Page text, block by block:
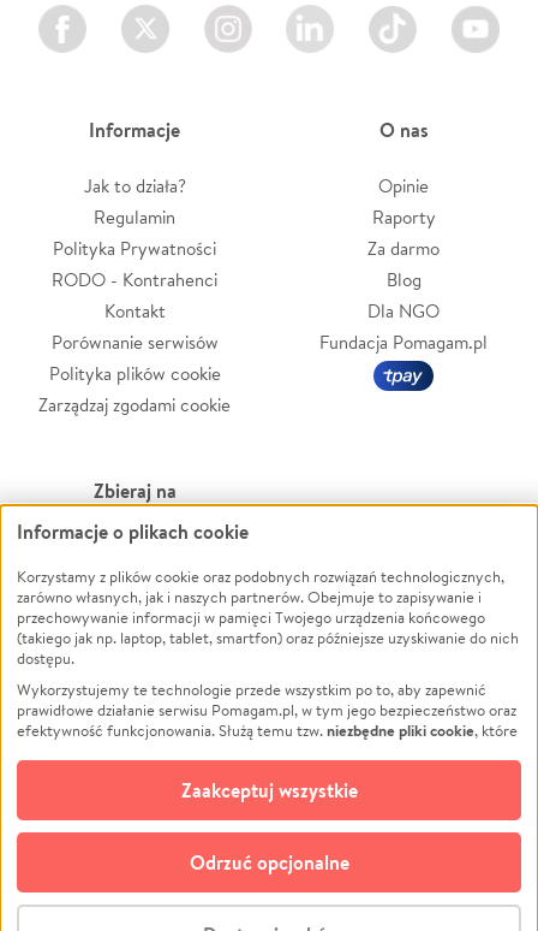
Facebook Twitter Instagram LinkedIn TikTok Youtube
Informacje
Jak to działa?
Regulamin
Polityka Prywatności
RODO - Kontrahenci
Kontakt
Porównanie serwisów
Polityka plików cookie
Zarządzaj zgodami cookie
O nas
Opinie
Raporty
Za darmo
Blog
Dla NGO
Fundacja Pomagam.pl
Zbieraj na
Leczenie
Zwierzęta
Pożar
Ukraina
Pomoc Finansowa
Projekty
Pogrzeb
Społeczność lokalna
Kultura
Powódź
Wichura
NGO
Edukacja
Podróż
Impreza
Ochrona środowiska
Biznes
© CROWDING SP. Z O.O.
Informacje o plikach cookie
Korzystamy z plików cookie oraz podobnych rozwiązań technologicznych,
zarówno własnych, jak i naszych partnerów. Obejmuje to zapisywanie i
przechowywanie informacji w pamięci Twojego urządzenia końcowego
(takiego jak np. laptop, tablet, smartfon) oraz późniejsze uzyskiwanie do nich
dostępu.
Wykorzystujemy te technologie przede wszystkim po to, aby zapewnić
prawidłowe działanie serwisu Pomagam.pl, w tym jego bezpieczeństwo oraz
efektywność funkcjonowania. Służą temu tzw.niezbędne pliki cookie, które
opcjonalnych plików cookie
technologii do celów analitycznych i retargetingowych. Możesz wyrazić
zgodę na ich stosowanie lub jej odmówić. W dowolnym momencie masz
możliwość zmiany swoich preferencji na stronie „Zarządzaj zgodami cookie”,
do której link znajdziesz w stopce serwisu Pomagam.pl. Opcjonalne pliki
cookie wykorzystywane są w następujących celach:
Odrzuć opcjonalne
Zaakceptuj wszystkie